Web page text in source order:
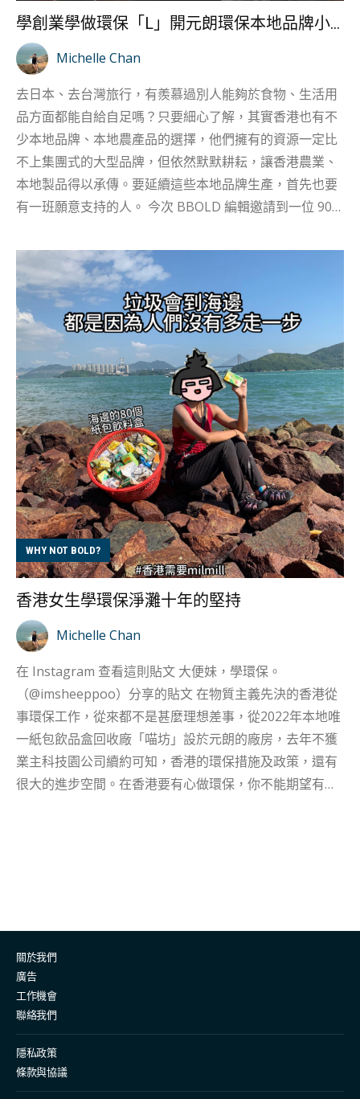
法，如何減少剩食的浪費，延長它們的壽命，或是「創
造」一種新生命。 準備新概念的挑戰 其實 Fioni 最初對食
物生產並不熟悉，所以對於改造醜水果也需要花特別多時
間研究，並請教相關人士，最後嘗試將醜水果變水成果
粉，配合飲品、甜品、果昔，變成有用的產品。not only
powder 的水果粉先通過冷凍技術，把水果變成水果凍
乾，然後再磨成粉，這種技術透過低溫約-40度，再通過...
學創業學做環保「L」開元朗環保本地品牌小店
Michelle Chan
去日本、去台灣旅行，有羨慕過別人能夠於食物、生活用
品方面都能自給自足嗎？只要細心了解，其實香港也有不
少本地品牌、本地農產品的選擇，他們擁有的資源一定比
不上集團式的大型品牌，但依然默默耕耘，讓香港農業、
本地製品得以承傳。要延續這些本地品牌生產，首先也要
有一班願意支持的人。 今次 BBOLD 編輯邀請到一位 90
作，毅然嘗試學做「環保L」，由接觸環保零售工作學
起，到今年 2023 年的 7 月決定再踏出一步，創業學習經
營以售賣環保及可持續產品、本地小眾品牌為主的街坊小
店「環保黎雜貨店」，部分產品更以祼賣方式出售，只要
街坊自備容器就可以購買，藉此希望香港人培養源頭減
廢、減少包裝垃圾的習慣。 轉行衝動因自覺浪費太多 投身
社會幾年的人都會特別留意身邊朋友的職場生涯變化，有
時會發現有些人的職場生涯明確順利，有些人特別跳脫
「Jumpy」。經歷社會工作幾年，好多人都會問自己一個
問題：「自己是否適合現在的工作嗎？我應該繼續下去
嗎？但轉行等同重新開始這樣的我會更好嗎？」想著想著
便會發現，選擇離開老本行，比起繼續堅持下去更需要勇
氣。 Katie 轉行的想法主要源自設計師的工作，她見證著
宣傳品不斷更新：「雖然明白香港消費、宣傳模式好速
食，但每次活動一完，眼見設計布置被遺棄都會覺得好可
惜。」 Katie 有感，人愈大，愈有能力享受物質豐富的生
活，但我卻覺得真正快樂的生活並不來自物質，是源自你
的生活態度。 第二人生的開始 由設計師轉行接觸環保零售
工作，對於 Katie 來說，就好像是第二人生的開始。她明
白，香港有時候實在太方便了，有好多人嫌環保麻煩，就
算明白環保的道理，但要實際行動都會懶：「香港人唔逼
得，所以唔會一味同啲朋友講環保係點......可以點環保.......除
非朋友有興趣，如果唔係好少好...
WHY NOT BOLD?
香港女生學環保淨灘十年的堅持
Michelle Chan
在 Instagram 查看這則貼文 大便妹，學環保。
（@imsheeppoo）分享的貼文 在物質主義先決的香港從
事環保工作，從來都不是甚麼理想差事，從2022年本地唯
一紙包飲品盒回收廠「喵坊」設於元朗的廠房，去年不獲
業主科技園公司續約可知，香港的環保措施及政策，還有
很大的進步空間。在香港要有心做環保，你不能期望有很
現，以自己的力量，向大眾宣揚環保意識，也展現了女性
在宣揚環保的熱誠與魄力。 其實環保的習慣，知識需求與
技術含量都不多，為何推行如此困難？堅持環保十年，背
後有甚麼樣的強大理念？ 環保女生像是最離地 又是最貼地
因為要跨越重重難關，維持環保習慣，就要放棄生活上習
以為常的「方便」。在物質主義的香港社會，人人追求物
關於我們
廣告
工作機會
聯絡我們
隱私政策
條款與協議